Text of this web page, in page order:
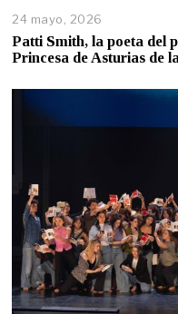
24 mayo, 2026
Patti Smith, la poeta del
Princesa de Asturias de